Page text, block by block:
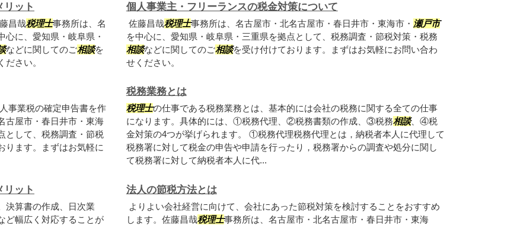
リット
昌哉税理士事務所は、名
心に、愛知県・岐阜県・
などに関してのご相談を
さい。
個人事業主・フリーランスの税金対策について
佐藤昌哉税理士事務所は、名古屋市・北名古屋市・春日井市・東海市・ 瀬戸市
を中心に、愛知県・岐阜県・三重県を拠点として、税務調査・節税対策・税務
相談などに関してのご相談を受け付けております。まずはお気軽にお問い合わ
せください。
事業税の確定申告書を作
古屋市・春日井市・東海
として、税務調査・節税
ります。まずはお気軽に
税務業務とは
税理士の仕事である税務業務とは、基本的には会社の税務に関する全ての仕事
になります。具体的には、①税務代理、②税務書類の作成、③税務相談、④税
金対策の4つが挙げられます。 ①税務代理税務代理とは，納税者本人に代理して
税務署に対して税金の申告や申請を行ったり，税務署からの調査や処分に関し
て税務署に対して納税者本人に代...
リット
決算書の作成、日次業
ど幅広く対応することが
法人の節税方法とは
よりよい会社経営に向けて、会社にあった節税対策を検討することをおすすめ
します。佐藤昌哉税理士事務所は、名古屋市・北名古屋市・春日井市・東海